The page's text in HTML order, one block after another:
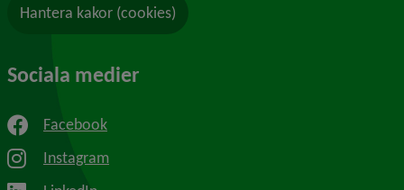
Hantera kakor (cookies)
Sociala medier
Facebook
Instagram